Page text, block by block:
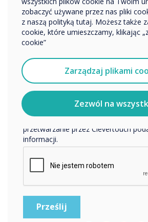
CZYTAJ DALEJ
W latach
odnotowała
wzrost na
w latach
szybciej niż
branży, na
zobaczyć używane przez nas pliki
z naszą polityką tutaj. Możesz także
cookie, które umieszczamy, klikając
cookie”
Zarządzaj plikami
Zezwól na
Chcielibyśmy się z Tobą
naszych produktów i usług za
elektronicznej, telefonu lub poczty.
Clevertouch.
Aby uzyskać informacje o tym, jak
wykorzystujemy Twoje dane
politykę prywatności.
Klikając Wyślij, wyrażasz zgodę na
przetwarzanie przez Clevertouch
informacji.